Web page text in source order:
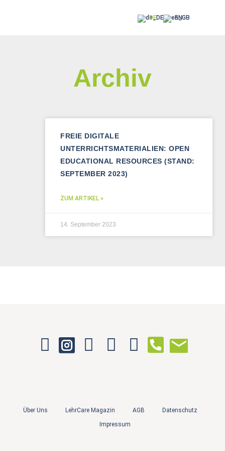
DE EN
Archiv
FREIE DIGITALE
UNTERRICHTSMATERIALIEN: OPEN
EDUCATIONAL RESOURCES (STAND:
SEPTEMBER 2023)
ZUM ARTIKEL »
14. September 2023
Über Uns LehrCare Magazin AGB
Datenschutz
Impressum